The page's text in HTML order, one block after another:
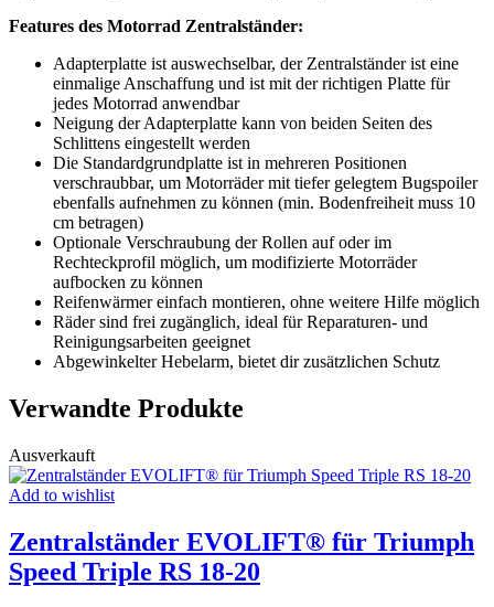
Features des Motorrad Zentralständer:
Adapterplatte ist auswechselbar, der Zentralständer ist eine
einmalige Anschaffung und ist mit der richtigen Platte für
jedes Motorrad anwendbar
Neigung der Adapterplatte kann von beiden Seiten des
Schlittens eingestellt werden
Die Standardgrundplatte ist in mehreren Positionen
verschraubbar, um Motorräder mit tiefer gelegtem Bugspoiler
ebenfalls aufnehmen zu können (min. Bodenfreiheit muss 10
cm betragen)
Optionale Verschraubung der Rollen auf oder im
Rechteckprofil möglich, um modifizierte Motorräder
aufbocken zu können
Reifenwärmer einfach montieren, ohne weitere Hilfe möglich
Räder sind frei zugänglich, ideal für Reparaturen- und
Reinigungsarbeiten geeignet
Abgewinkelter Hebelarm, bietet dir zusätzlichen Schutz
Verwandte Produkte
Ausverkauft
Add to wishlist
Zentralständer EVOLIFT® für Triumph
Speed Triple RS 18-20